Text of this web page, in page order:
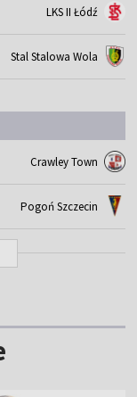
LKS II Łódź
Stal Stalowa Wola
Crawley Town
Pogoń Szczecin